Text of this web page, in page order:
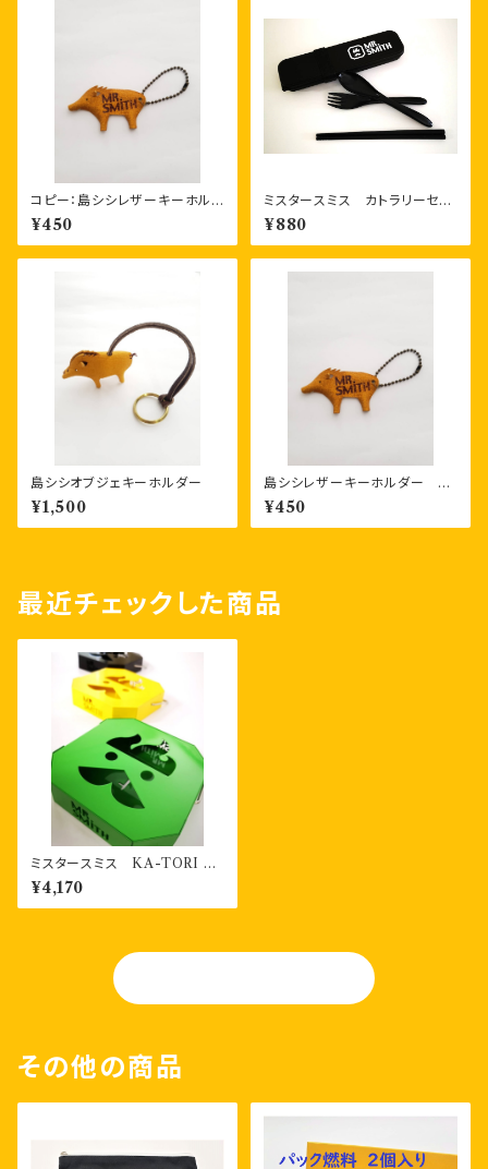
コピー：島シシレザーキーホルダ
ー 一枚もの
¥450
ミスタースミス カトラリーセッ
ト（フォーク、スプーン、お箸）
エコなバンブー素材製品
¥880
島シシオブジェキーホルダー
¥1,500
島シシレザーキーホルダー 一
枚もの
¥450
最近チェックした商品
ミスタースミス KA-TORI 2
香取線香ホルダー（３色）
¥4,170
その他の商品